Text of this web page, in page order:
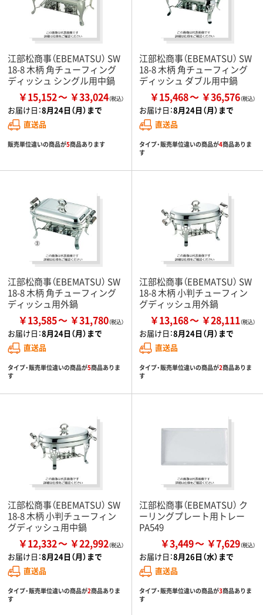
江部松商事（EBEMATSU） SW
18-8 木柄 角チューフィング
ディッシュ シングル用中鍋
￥15,152 ￥33,024
お届け日：8月24日（月）まで
直送品
販売単位違いの商品が5商品あります
江部松商事（EBEMATSU） SW
18-8 木柄 角チューフィング
ディッシュ ダブル用中鍋
￥15,468 ￥36,576
お届け日：8月24日（月）まで
直送品
タイプ・販売単位違いの商品が4商品ありま
す
江部松商事（EBEMATSU） SW
18-8 木柄 角チューフィング
ディッシュ用外鍋
￥13,585 ￥31,780
お届け日：8月24日（月）まで
直送品
タイプ・販売単位違いの商品が5商品ありま
す
江部松商事（EBEMATSU） SW
18-8 木柄 小判チューフィン
グディッシュ用外鍋
￥13,168 ￥28,111
お届け日：8月24日（月）まで
直送品
タイプ・販売単位違いの商品が2商品ありま
す
江部松商事（EBEMATSU） SW
18-8 木柄 小判チューフィン
グディッシュ用中鍋
￥12,332 ￥22,992
お届け日：8月24日（月）まで
直送品
タイプ・販売単位違いの商品が2商品ありま
す
江部松商事（EBEMATSU） ク
ーリングプレート用トレー
PA549
￥3,449 ￥7,629
お届け日：8月26日（水）まで
直送品
タイプ・販売単位違いの商品が3商品ありま
す